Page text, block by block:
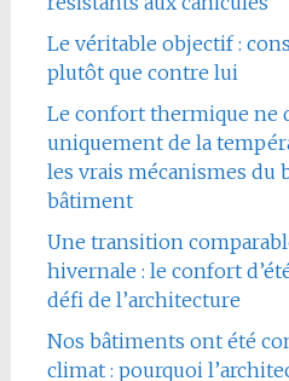
Le véritable objectif :
plutôt que contre lui
Le confort thermique ne
uniquement de la
les vrais mécanismes du
bâtiment
Une transition
hivernale : le confort
défi de l’architecture
Nos bâtiments ont été
climat : pourquoi